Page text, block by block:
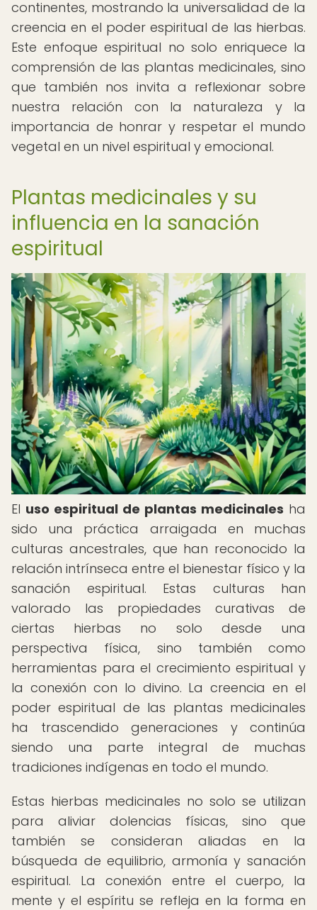
continentes, mostrando la universalidad de la
creencia en el poder espiritual de las hierbas.
Este enfoque espiritual no solo enriquece la
comprensión de las plantas medicinales, sino
que también nos invita a reflexionar sobre
nuestra relación con la naturaleza y la
importancia de honrar y respetar el mundo
vegetal en un nivel espiritual y emocional.
Plantas medicinales y su
influencia en la sanación
espiritual
El uso espiritual de plantas medicinales ha
sido una práctica arraigada en muchas
culturas ancestrales, que han reconocido la
relación intrínseca entre el bienestar físico y la
sanación espiritual. Estas culturas han
valorado las propiedades curativas de
ciertas hierbas no solo desde una
perspectiva física, sino también como
herramientas para el crecimiento espiritual y
la conexión con lo divino. La creencia en el
poder espiritual de las plantas medicinales
ha trascendido generaciones y continúa
siendo una parte integral de muchas
tradiciones indígenas en todo el mundo.
Estas hierbas medicinales no solo se utilizan
para aliviar dolencias físicas, sino que
también se consideran aliadas en la
búsqueda de equilibrio, armonía y sanación
espiritual. La conexión entre el cuerpo, la
mente y el espíritu se refleja en la forma en